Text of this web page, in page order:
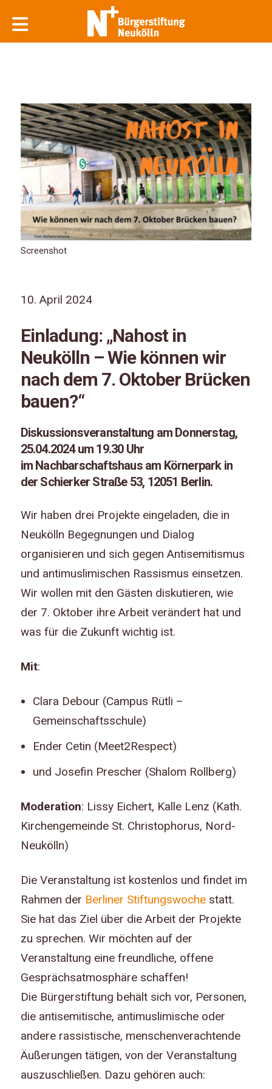
Screenshot
10. April 2024
Einladung: „Nahost in
Neukölln – Wie können wir
nach dem 7. Oktober Brücken
bauen?“
Diskussionsveranstaltung am Donnerstag,
25.04.2024 um 19.30 Uhr
im Nachbarschaftshaus am Körnerpark in
der Schierker Straße 53, 12051 Berlin.
Wir haben drei Projekte eingeladen, die in
Neukölln Begegnungen und Dialog
organisieren und sich gegen Antisemitismus
und antimuslimischen Rassismus einsetzen.
Wir wollen mit den Gästen diskutieren, wie
der 7. Oktober ihre Arbeit verändert hat und
was für die Zukunft wichtig ist.
Mit:
Clara Debour (Campus Rütli –
Gemeinschaftsschule)
Ender Cetin (Meet2Respect)
und Josefin Prescher (Shalom Rollberg)
Moderation: Lissy Eichert, Kalle Lenz (Kath.
Kirchengemeinde St. Christophorus, Nord-
Neukölln)
Die Veranstaltung ist kostenlos und findet im
Rahmen der Berliner Stiftungswochestatt.
Sie hat das Ziel über die Arbeit der Projekte
zu sprechen. Wir möchten auf der
Veranstaltung eine freundliche, offene
Gesprächsatmosphäre schaffen!
Die Bürgerstiftung behält sich vor, Personen,
die antisemitische, antimuslimische oder
andere rassistische, menschenverachtende
Äußerungen tätigen, von der Veranstaltung
auszuschließen. Dazu gehören auch: